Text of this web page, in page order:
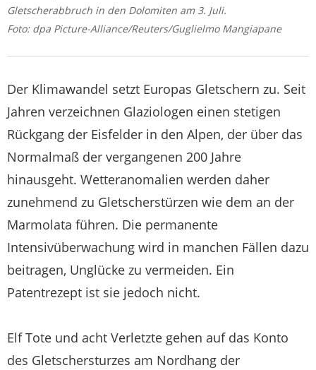
Gletscherabbruch in den Dolomiten am 3. Juli.
Foto: dpa Picture-Alliance/Reuters/Guglielmo Mangiapane
Der Klimawandel setzt Europas Gletschern zu. Seit
Jahren verzeichnen Glaziologen einen stetigen
Rückgang der Eisfelder in den Alpen, der über das
Normalmaß der vergangenen 200 Jahre
hinausgeht. Wetteranomalien werden daher
zunehmend zu Gletscherstürzen wie dem an der
Marmolata führen. Die permanente
Intensivüberwachung wird in manchen Fällen dazu
beitragen, Unglücke zu vermeiden. Ein
Patentrezept ist sie jedoch nicht.
Elf Tote und acht Verletzte gehen auf das Konto
des Gletschersturzes am Nordhang der